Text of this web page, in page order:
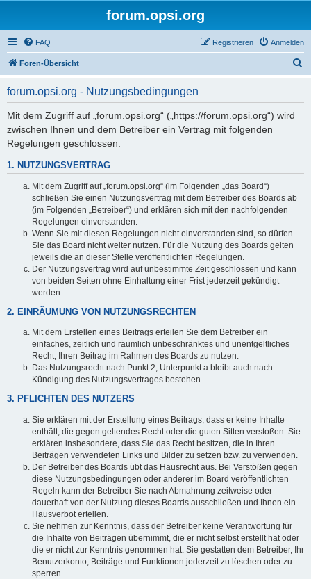
forum.opsi.org
FAQ Anmelden
Registrieren
Foren-Übersicht
forum.opsi.org - Nutzungsbedingungen
Mit dem Zugriff auf „forum.opsi.org“ („https://forum.opsi.org“) wird
zwischen Ihnen und dem Betreiber ein Vertrag mit folgenden
Regelungen geschlossen:
1. NUTZUNGSVERTRAG
Mit dem Zugriff auf „forum.opsi.org“ (im Folgenden „das Board“)
schließen Sie einen Nutzungsvertrag mit dem Betreiber des Boards ab
(im Folgenden „Betreiber“) und erklären sich mit den nachfolgenden
Regelungen einverstanden.
Wenn Sie mit diesen Regelungen nicht einverstanden sind, so dürfen
Sie das Board nicht weiter nutzen. Für die Nutzung des Boards gelten
jeweils die an dieser Stelle veröffentlichten Regelungen.
Der Nutzungsvertrag wird auf unbestimmte Zeit geschlossen und kann
von beiden Seiten ohne Einhaltung einer Frist jederzeit gekündigt
werden.
2. EINRÄUMUNG VON NUTZUNGSRECHTEN
Mit dem Erstellen eines Beitrags erteilen Sie dem Betreiber ein
einfaches, zeitlich und räumlich unbeschränktes und unentgeltliches
Recht, Ihren Beitrag im Rahmen des Boards zu nutzen.
Das Nutzungsrecht nach Punkt 2, Unterpunkt a bleibt auch nach
Kündigung des Nutzungsvertrages bestehen.
3. PFLICHTEN DES NUTZERS
Sie erklären mit der Erstellung eines Beitrags, dass er keine Inhalte
enthält, die gegen geltendes Recht oder die guten Sitten verstoßen. Sie
erklären insbesondere, dass Sie das Recht besitzen, die in Ihren
Beiträgen verwendeten Links und Bilder zu setzen bzw. zu verwenden.
Der Betreiber des Boards übt das Hausrecht aus. Bei Verstößen gegen
diese Nutzungsbedingungen oder anderer im Board veröffentlichten
Regeln kann der Betreiber Sie nach Abmahnung zeitweise oder
dauerhaft von der Nutzung dieses Boards ausschließen und Ihnen ein
Hausverbot erteilen.
Sie nehmen zur Kenntnis, dass der Betreiber keine Verantwortung für
die Inhalte von Beiträgen übernimmt, die er nicht selbst erstellt hat oder
die er nicht zur Kenntnis genommen hat. Sie gestatten dem Betreiber, Ihr
Benutzerkonto, Beiträge und Funktionen jederzeit zu löschen oder zu
sperren.